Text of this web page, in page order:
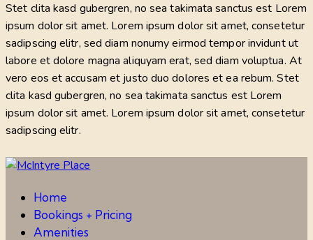
Stet clita kasd gubergren, no sea takimata sanctus est Lorem
ipsum dolor sit amet. Lorem ipsum dolor sit amet, consetetur
sadipscing elitr, sed diam nonumy eirmod tempor invidunt ut
labore et dolore magna aliquyam erat, sed diam voluptua. At
vero eos et accusam et justo duo dolores et ea rebum. Stet
clita kasd gubergren, no sea takimata sanctus est Lorem
ipsum dolor sit amet. Lorem ipsum dolor sit amet, consetetur
sadipscing elitr.
Home
Bookings + Pricing
Amenities